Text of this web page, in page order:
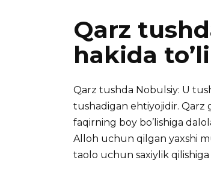
Qarz
hakida
Qarz tushda Nobulsiy: U
tushadigan ehtiyojidir. Qarz
faqirning boy bo’lishiga
Alloh uchun qilgan yaxshi
taolo uchun saxiylik